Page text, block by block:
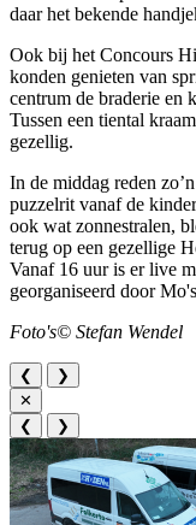
daar het bekende
Ook bij het Concours
konden genieten van
centrum de braderie en
Tussen een tiental
gezellig.
In de middag reden
puzzelrit vanaf de
ook wat zonnestralen,
terug op een gezellige
Vanaf 16 uur is er live
georganiseerd door
Foto's© Stefan Wendel
❮
❯
✕
❮
❯